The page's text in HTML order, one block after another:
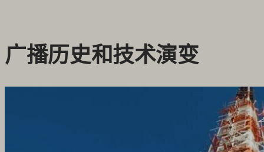
广播历史和技术演变